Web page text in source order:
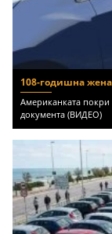
108-годишна
Американката покри
документа (ВИДЕО)